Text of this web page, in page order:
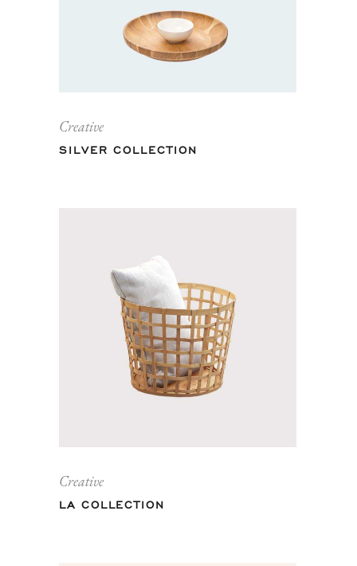
Creative
SILVER COLLECTION
Creative
LA COLLECTION